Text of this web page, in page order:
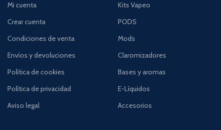
Mi cuenta
Crear cuenta
Condiciones de venta
Envíos y devoluciones
Política de cookies
Política de privacidad
Aviso legal
Kits Vapeo
PODS
Mods
Claromizadores
Bases y aromas
E-Líquidos
Accesorios